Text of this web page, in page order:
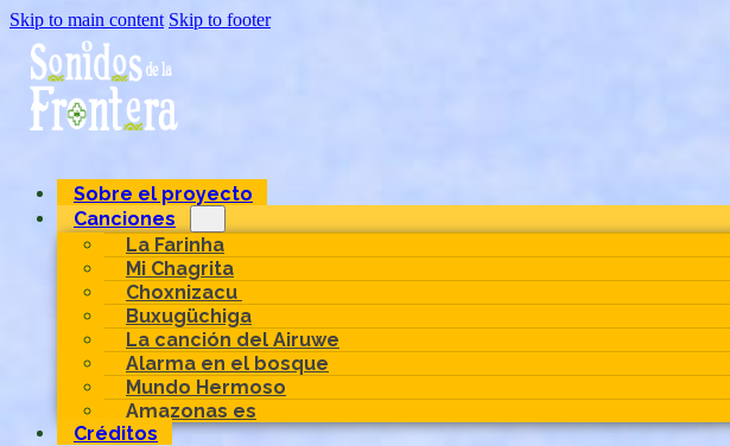
Skip to main content Skip to footer
Sobre el proyecto
Canciones
La Farinha
Mi Chagrita
Choxnizacu
Buxugüchiga
La canción del Airuwe
Alarma en el bosque
Mundo Hermoso
Amazonas es
Créditos